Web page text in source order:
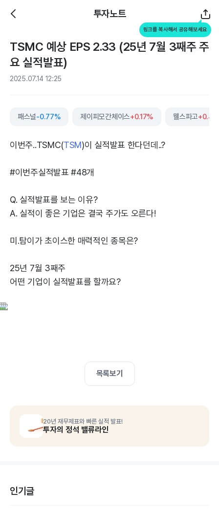
투자노트
링크를 복사해서 공유해보세요
TSMC 예상 EPS 2.33 (25년 7월 3째주 주
요 실적발표)
2025.07.14 12:25
패스널-0.77% 제이피모간체이스+0.17% 웰스파고
이번주..TSMC(TSM)이 실적발표 한다던데..?
#이번주실적발표 #48개
Q. 실적발표를 보는 이유?
A. 실적이 좋은 기업은 결국 주가도 오른다!
미.탐이가 초이스한 매력적인 종목은?
25년 7월 3째주
어떤 기업이 실적발표를 할까요?
목록보기
20년 재무제표와 빠른 실적 발표!
투자의 정석 밸류라인
인기글